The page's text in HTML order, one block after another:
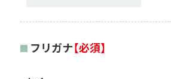
フリガナ【必須】